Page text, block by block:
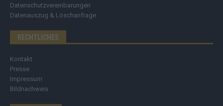
Datenschutzvereinbarungen
Datenauszug & Löschanfrage
RECHTLICHES
Kontakt
Presse
Impressum
Bildnachweis